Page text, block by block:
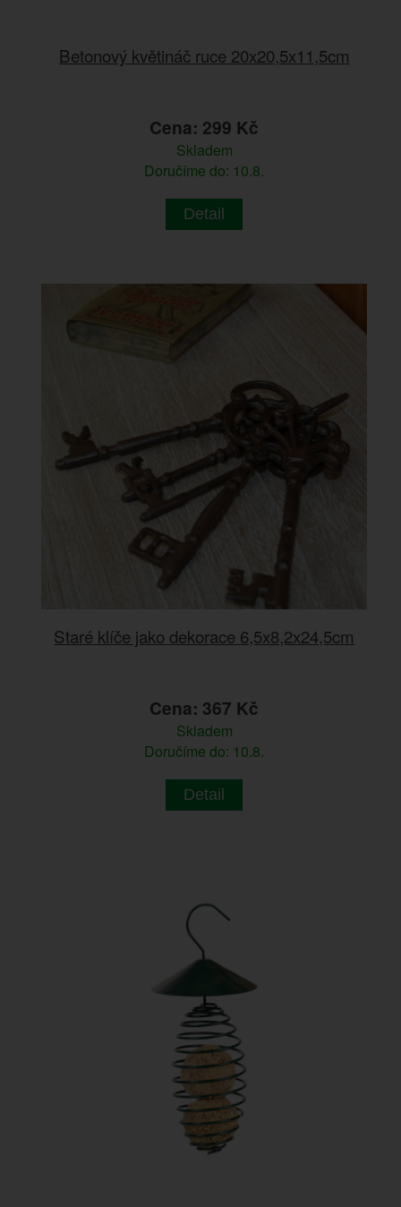
Betonový květináč ruce 20x20,5x11,5cm
Cena: 299 Kč
Skladem
Doručíme do: 10.8.
Detail
Staré klíče jako dekorace 6,5x8,2x24,5cm
Cena: 367 Kč
Skladem
Doručíme do: 10.8.
Detail